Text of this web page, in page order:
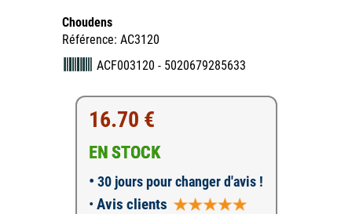
Choudens
Référence: AC3120
ACF003120 - 5020679285633
16.70 €
EN STOCK
• 30 jours pour changer d'avis !
• Avis clients